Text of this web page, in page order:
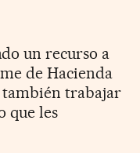
un recurso a
de Hacienda
trabajar
que les